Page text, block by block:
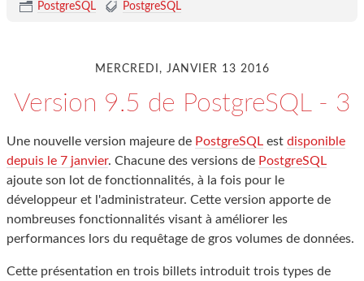
PostgreSQL
PostgreSQL
MERCREDI, JANVIER 13 2016
Version 9.5 de PostgreSQL - 3
Une nouvelle version majeure de PostgreSQL est disponible
depuis le 7 janvier. Chacune des versions de PostgreSQL
ajoute son lot de fonctionnalités, à la fois pour le
développeur et l'administrateur. Cette version apporte de
nombreuses fonctionnalités visant à améliorer les
performances lors du requêtage de gros volumes de données.
Cette présentation en trois billets introduit trois types de